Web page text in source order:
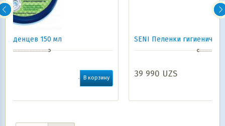
SENI Пеленки гигиенические Seni Soft 90 Х 60 5 шт